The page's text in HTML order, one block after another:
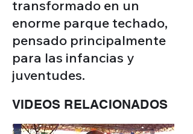
transformado en un
enorme parque techado,
pensado principalmente
para las infancias y
juventudes.
VIDEOS RELACIONADOS